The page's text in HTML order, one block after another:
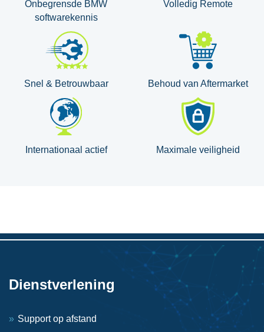
Onbegrensde BMW
softwarekennis
Volledig Remote
Snel & Betrouwbaar Behoud van Aftermarket
Internationaal actief Maximale veiligheid
Dienstverlening
Support op afstand